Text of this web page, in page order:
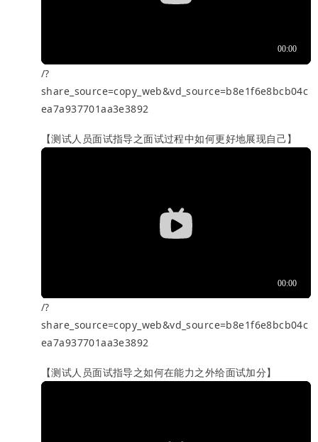
/?
share_source=copy_web&vd_source=b8e1f6e8bcb04c
ea7a937701aa3e3892
【测试人员面试指导之面试过程中如何更好地展现自己】
/?
share_source=copy_web&vd_source=b8e1f6e8bcb04c
ea7a937701aa3e3892
【测试人员面试指导之如何在能力之外给面试加分】